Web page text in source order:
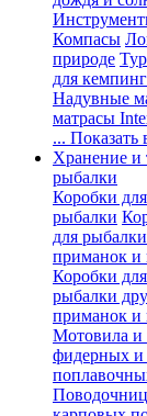
Компасы
природе
для
Надувные
матрасы
... Показать
Хранение и
рыбалки
Коробки
рыбалки
для
приманок и
Коробки
рыбалки
приманок и
Мотовила и
фидерных и